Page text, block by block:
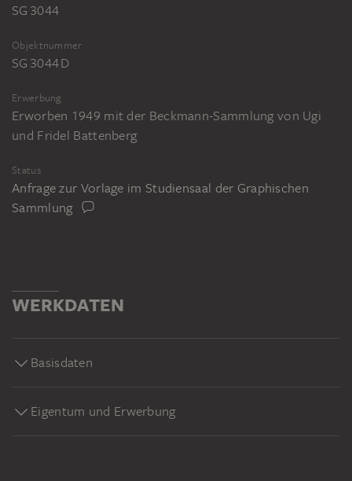
SG 3044
Objektnummer
SG 3044 D
Erwerbung
Erworben 1949 mit der Beckmann-Sammlung von Ugi
und Fridel Battenberg
Status
Anfrage zur Vorlage im Studiensaal der Graphischen
Sammlung
WERKDATEN
Basisdaten
Eigentum und Erwerbung